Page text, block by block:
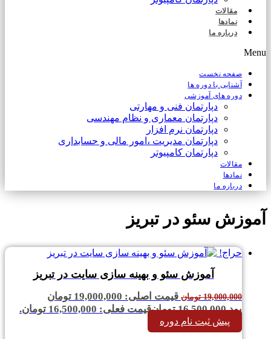
مقالات
نمادها
درباره ما
Menu
صفحه نخست
آشنایی با دوره ها
دوره های آموزشی
دپارتمان فنی و مهارتی
دپارتمان معماری و نظام مهندسی
دپارتمان نرم افزار
دپارتمان مدیریت ،امور مالی و حسابداری
دپارتمان کامپیوتر
مقالات
نمادها
درباره ما
آموزش سئو در تبریز
حراج!
آموزش سئو و بهینه سازی سایت در تبریز
19,000,000 تومان
قیمت اصلی: 19,000,000 تومان
بود.16,500,000 تومانقیمت فعلی: 16,500,000 تومان.
پیش ثبت نام دوره